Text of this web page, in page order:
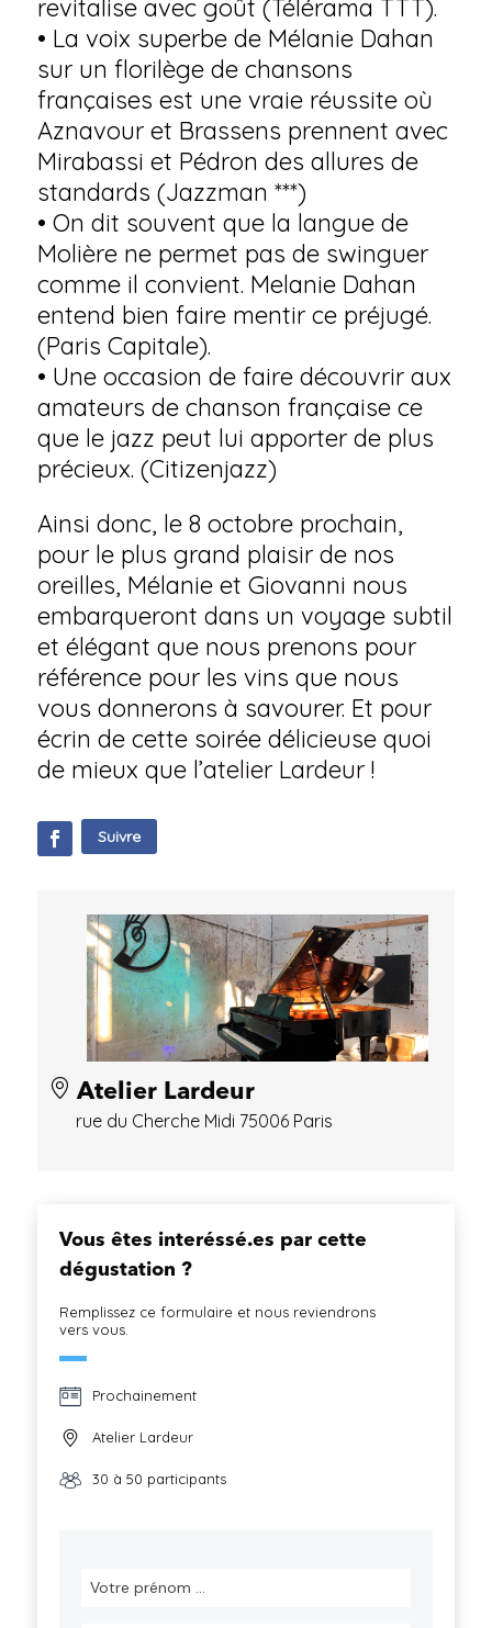
revitalise avec goût (Télérama TTT).
• La voix superbe de Mélanie Dahan
sur un florilège de chansons
françaises est une vraie réussite où
Aznavour et Brassens prennent avec
Mirabassi et Pédron des allures de
standards (Jazzman ***)
• On dit souvent que la langue de
Molière ne permet pas de swinguer
comme il convient. Melanie Dahan
entend bien faire mentir ce préjugé.
(Paris Capitale).
• Une occasion de faire découvrir aux
amateurs de chanson française ce
que le jazz peut lui apporter de plus
précieux. (Citizenjazz)
Ainsi donc, le 8 octobre prochain,
pour le plus grand plaisir de nos
oreilles, Mélanie et Giovanni nous
embarqueront dans un voyage subtil
et élégant que nous prenons pour
référence pour les vins que nous
vous donnerons à savourer. Et pour
écrin de cette soirée délicieuse quoi
de mieux que l’atelier Lardeur!
Suivre
Atelier Lardeur
rue du Cherche Midi 75006 Paris
Vous êtes interéssé.es par cette
dégustation ?
Remplissez ce formulaire et nous reviendrons
vers vous.
Prochainement
Atelier Lardeur
30 à 50 participants